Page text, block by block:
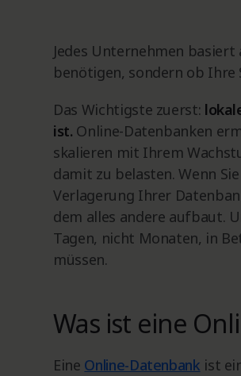
Jedes Unternehmen
benötigen, sondern ob
Das Wichtigste zuerst:
ist. Online-Datenbanken
skalieren mit Ihrem
damit zu belasten. Wenn
Verlagerung Ihrer
dem alles andere aufbaut.
Tagen, nicht Monaten, in
müssen.
Was ist eine
Eine Online-Datenbank ist